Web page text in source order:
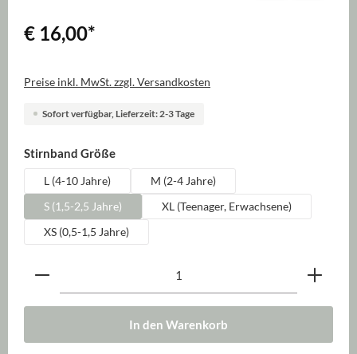
€ 16,00*
Preise inkl. MwSt. zzgl. Versandkosten
Sofort verfügbar, Lieferzeit: 2-3 Tage
Stirnband Größeauswählen
L (4-10 Jahre)
M (2-4 Jahre)
S (1,5-2,5 Jahre)
XL (Teenager, Erwachsene)
XS (0,5-1,5 Jahre)
Produkt Anzahl: Gib den gewünschten Wert ein
In den Warenkorb